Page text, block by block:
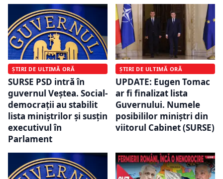
ȘTIRI DE ULTIMĂ ORĂ
SURSE PSD intră în
guvernul Veștea. Social-
democrații au stabilit
lista miniștrilor și susțin
executivul în
Parlament
ȘTIRI DE ULTIMĂ ORĂ
UPDATE: Eugen Tomac
ar fi finalizat lista
Guvernului. Numele
posibililor miniștri din
viitorul Cabinet (SURSE)